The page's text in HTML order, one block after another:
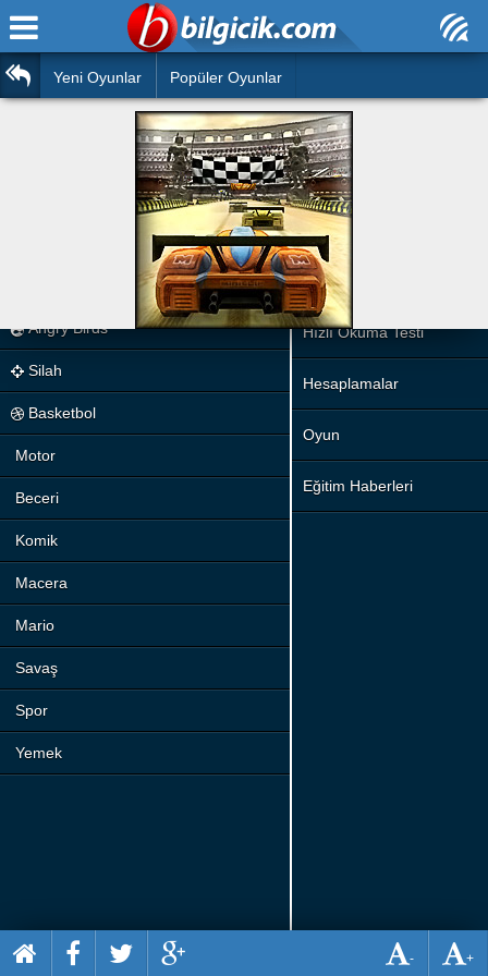
Araba
Angry Birds
Silah
Basketbol
Motor
Beceri
Komik
Macera
Mario
Savaş
Spor
Yemek
Ana Sayfa
Bilmeceler
Bulmacalar
Deyimler
Duvar Yazıları
Hızlı Okuma Testi
Hesaplamalar
Oyun
Eğitim Haberleri
Yeni Oyunlar Popüler Oyunlar
+
-